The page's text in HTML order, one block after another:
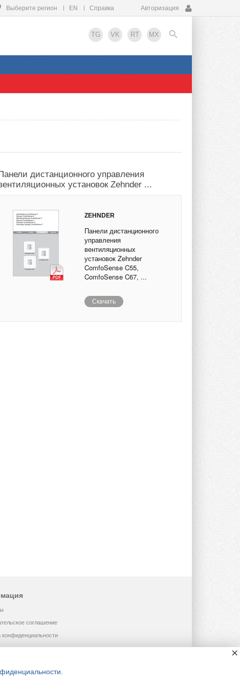
Выберите регион EN Справка Авторизация
TG VK RT MX
Панели дистанционного управления
установок Zehnder ...
ZEHNDER
Панели дистанционного
управления
вентиляционных
установок Zehnder
ComfoSense C55,
ComfoSense C67, ...
Скачать
соглашение
конфиденциальности
×